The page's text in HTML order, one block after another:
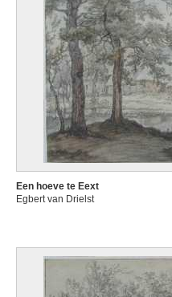
Een hoeve te Eext
Egbert van Drielst